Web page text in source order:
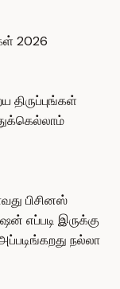
2026
திருப்புங்கள்
பிசினஸ்
எப்படி இருக்கு
நல்லா